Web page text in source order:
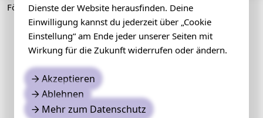
Dienste der Website herausfinden. Deine
Einwilligung kannst du jederzeit über „Cookie
Einstellung“ am Ende jeder unserer Seiten mit
Wirkung für die Zukunft widerrufen oder ändern.
→ Akzeptieren
→ Ablehnen
→ Mehr zum Datenschutz
Förderer